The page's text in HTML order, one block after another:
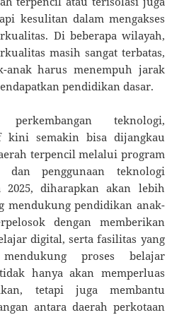
kesulitan dalam mengakses
Di beberapa wilayah,
masih sangat terbatas,
anak harus menempuh jarak
pendidikan dasar.
teknologi,
kini semakin bisa dijangkau
terpencil melalui program
dan penggunaan teknologi
2025, diharapkan akan lebih
mendukung pendidikan anak-
dengan memberikan
digital, serta fasilitas yang
proses belajar
hanya akan memperluas
tetapi juga membantu
antara daerah perkotaan